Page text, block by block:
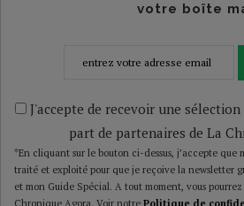
votre boîte
J'accepte de recevoir une
part de partenaires de La
*En cliquant sur le bouton ci-dessus, j’accepte que
traité et exploité pour que je reçoive la newsletter
et mon Guide Spécial. A tout moment, vous
Chronique Agora. Voir notre Politique de